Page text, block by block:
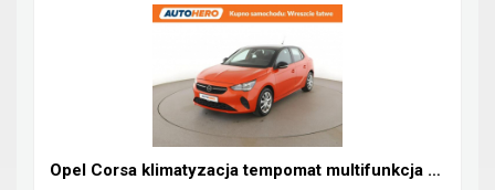
Opel Corsa klimatyzacja tempomat multifunkcja czuj...